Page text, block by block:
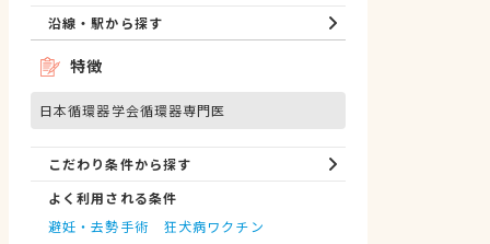
沿線・駅から探す
特徴
日本循環器学会循環器専門医
こだわり条件から探す
よく利用される条件
避妊・去勢手術
狂犬病ワクチン